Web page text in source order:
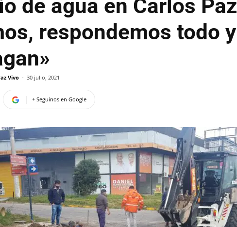
de agua en Carlos
respondemos todo
Vivo - 30 julio, 2021
+ Seguinos en Google